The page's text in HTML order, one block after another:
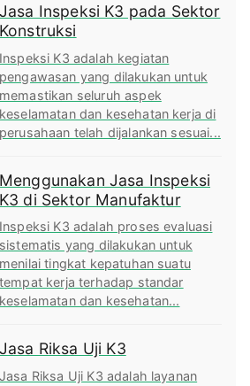
Jasa Inspeksi K3 pada Sektor
Konstruksi
Inspeksi K3 adalah kegiatan
pengawasan yang dilakukan untuk
memastikan seluruh aspek
keselamatan dan kesehatan kerja di
perusahaan telah dijalankan sesuai...
Menggunakan Jasa Inspeksi
K3 di Sektor Manufaktur
Inspeksi K3 adalah proses evaluasi
sistematis yang dilakukan untuk
menilai tingkat kepatuhan suatu
tempat kerja terhadap standar
keselamatan dan kesehatan...
Jasa Riksa Uji K3
Jasa Riksa Uji K3 adalah layanan